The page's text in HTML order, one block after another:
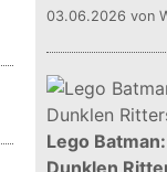
03.06.2026 von
Lego
Dunklen